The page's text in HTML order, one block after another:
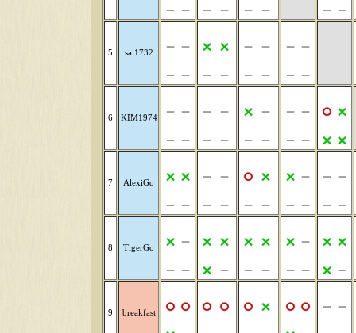
5 sai1732
6 KIM1974
7 AlexiGo
8 TigerGo
9 breakfast